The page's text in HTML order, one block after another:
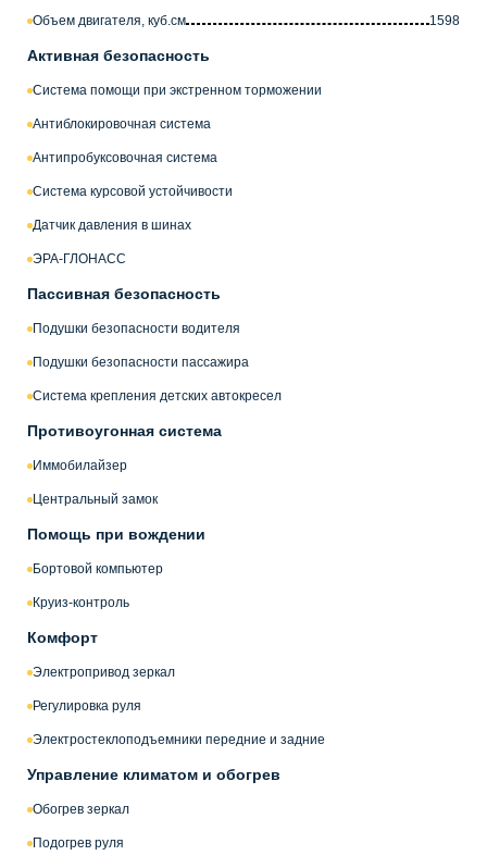
Объем двигателя, куб.см 1598
Активная безопасность
Система помощи при экстренном торможении
Антиблокировочная система
Антипробуксовочная система
Система курсовой устойчивости
Датчик давления в шинах
ЭРА-ГЛОНАСС
Пассивная безопасность
Подушки безопасности водителя
Подушки безопасности пассажира
Система крепления детских автокресел
Противоугонная система
Иммобилайзер
Центральный замок
Помощь при вождении
Бортовой компьютер
Круиз-контроль
Комфорт
Электропривод зеркал
Регулировка руля
Электростеклоподъемники передние и задние
Управление климатом и обогрев
Обогрев зеркал
Подогрев руля